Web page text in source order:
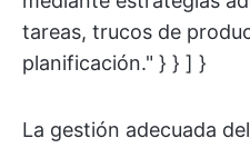
tareas, trucos de
planificación." } } ] }
La gestión adecuada